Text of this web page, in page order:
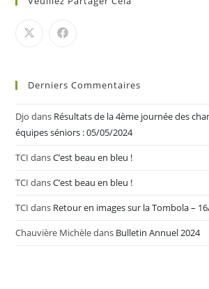
Derniers Commentaires
Djo dans Résultats de la 4ème journée des
équipes séniors : 05/05/2024
TCI dansC’est beau en bleu !
TCI dansC’est beau en bleu !
TCI dans Retour en images sur la Tombola –
Chauvière Michèledans Bulletin Annuel 2024